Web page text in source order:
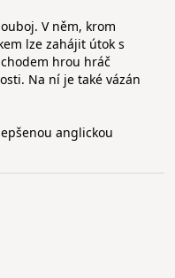
V něm, krom
lze zahájit útok s
hrou hráč
Na ní je také vázán
anglickou